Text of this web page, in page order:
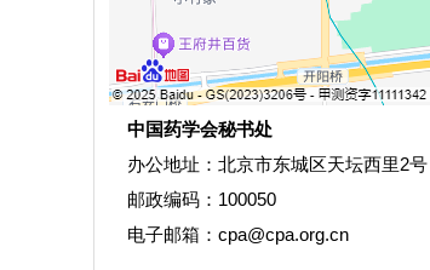
中国药学会秘书处
办公地址：北京市东城区天坛西里2号
邮政编码：100050
电子邮箱：cpa@cpa.org.cn